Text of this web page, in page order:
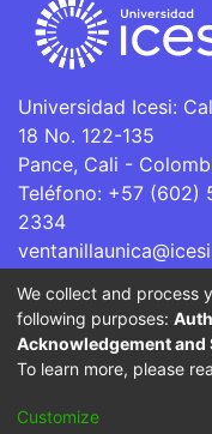
Universidad Icesi:
18 No. 122-135
Pance, Cali -
Teléfono: +57 (602)
2334
La Universidad
Superior que se
por parte del
Cookie
We collect and process
following purposes:
Acknowledgement and
To learn more, please
Customize